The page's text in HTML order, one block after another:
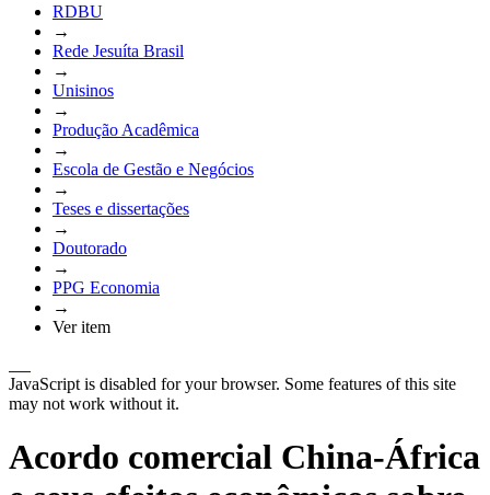
RDBU
→
Rede Jesuíta Brasil
→
Unisinos
→
Produção Acadêmica
→
Escola de Gestão e Negócios
→
Teses e dissertações
→
Doutorado
→
PPG Economia
→
Ver item
JavaScript is disabled for your browser. Some features of this site
may not work without it.
Acordo comercial China-África